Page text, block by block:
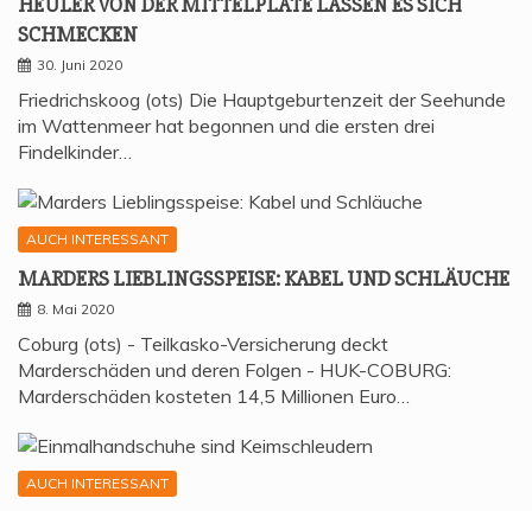
SCHMECKEN
30. Juni 2020
Friedrichskoog (ots) Die Hauptgeburtenzeit der Seehunde
im Wattenmeer hat begonnen und die ersten drei
Findelkinder…
AUCH INTERESSANT
MAR­DERS LIEB­LINGS­SPEI­SE: KABEL UND SCHLÄUCHE
8. Mai 2020
Coburg (ots) - Teilkasko-Versicherung deckt
Marderschäden und deren Folgen - HUK-COBURG:
Marderschäden kosteten 14,5 Millionen Euro…
AUCH INTERESSANT